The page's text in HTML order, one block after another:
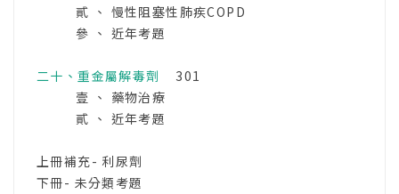
貳 、 慢性阻塞性肺疾COPD
參 、 近年考題
二十、重金屬解毒劑
301
壹 、 藥物治療
貳 、 近年考題
上冊補充- 利尿劑
下冊- 未分類考題